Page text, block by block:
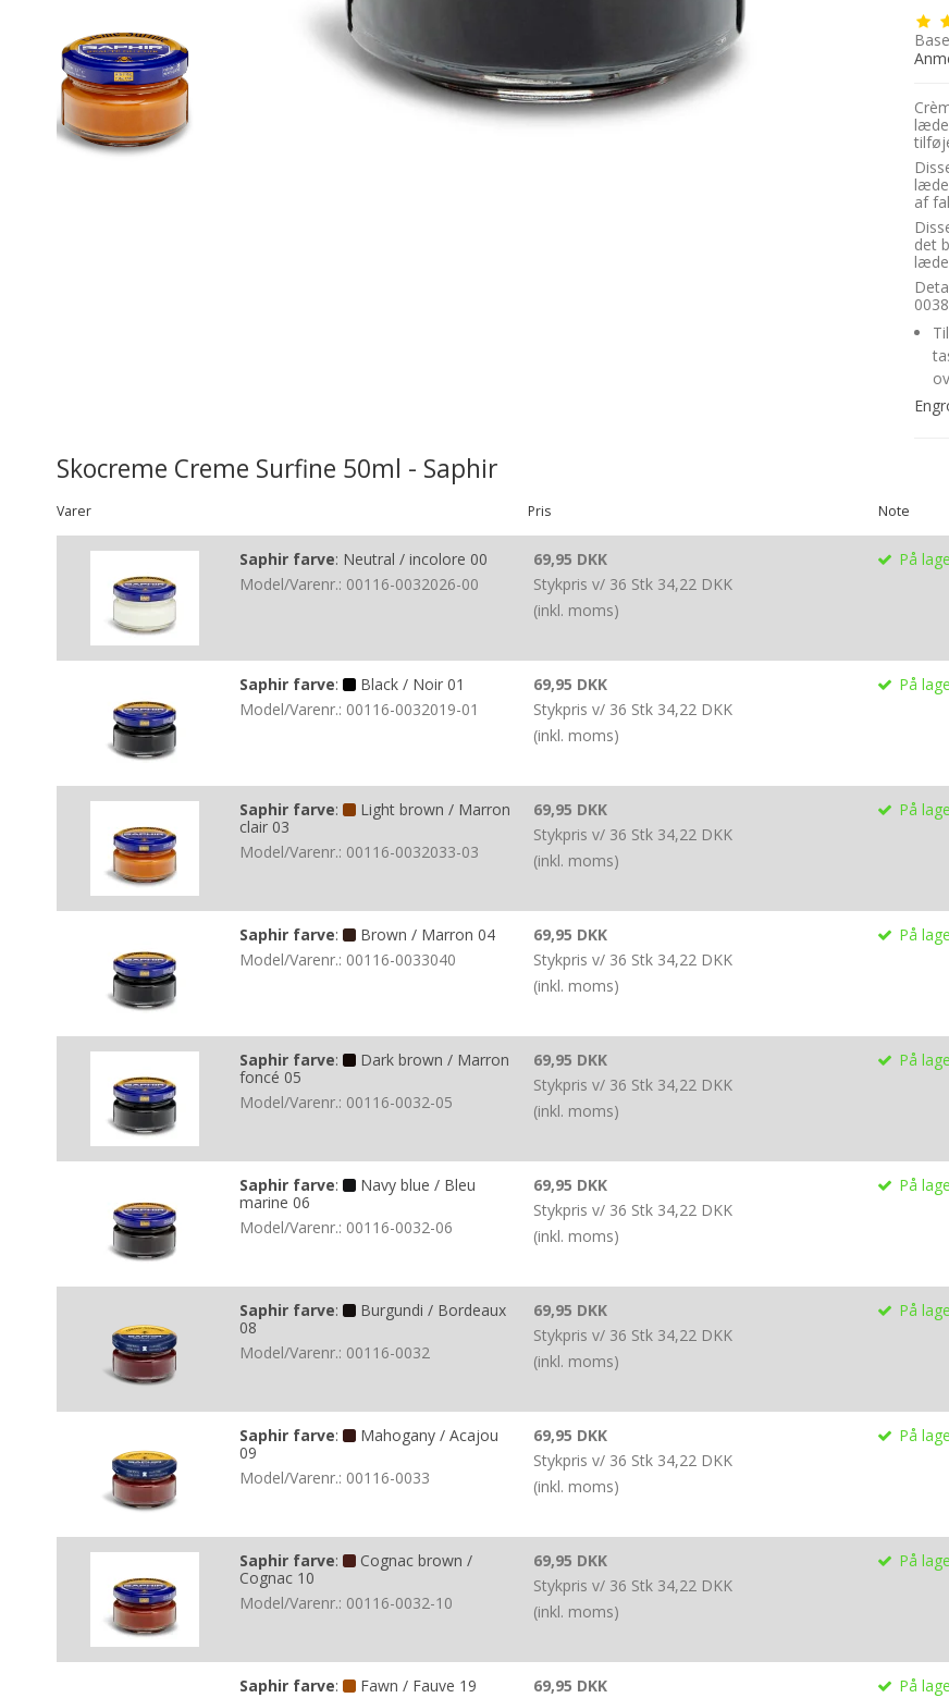
af
det
Skocreme Creme Surfine 50ml - Saphir
Varer Pris Note
Saphir farve: Neutral / incolore 00
Model/Varenr.: 00116-0032026-00
69,95 DKK
Stykpris v/ 36 Stk 34,22 DKK
(inkl. moms)
På
Saphir farve:
Black / Noir 01
Model/Varenr.: 00116-0032019-01
69,95 DKK
Stykpris v/ 36 Stk 34,22 DKK
(inkl. moms)
På
Saphir farve:
Light brown / Marron
clair 03
Model/Varenr.: 00116-0032033-03
69,95 DKK
Stykpris v/ 36 Stk 34,22 DKK
(inkl. moms)
På
Saphir farve:
Brown / Marron 04
Model/Varenr.: 00116-0033040
69,95 DKK
Stykpris v/ 36 Stk 34,22 DKK
(inkl. moms)
På
Saphir farve:
Dark brown / Marron
foncé 05
Model/Varenr.: 00116-0032-05
69,95 DKK
Stykpris v/ 36 Stk 34,22 DKK
(inkl. moms)
På
Saphir farve:
Navy blue / Bleu
marine 06
Model/Varenr.: 00116-0032-06
69,95 DKK
Stykpris v/ 36 Stk 34,22 DKK
(inkl. moms)
På
Saphir farve:
Burgundi / Bordeaux
08
Model/Varenr.: 00116-0032
69,95 DKK
Stykpris v/ 36 Stk 34,22 DKK
(inkl. moms)
På
Saphir farve:
Mahogany / Acajou
09
Model/Varenr.: 00116-0033
69,95 DKK
Stykpris v/ 36 Stk 34,22 DKK
(inkl. moms)
På
Saphir farve:
Cognac brown /
Cognac 10
Model/Varenr.: 00116-0032-10
69,95 DKK
Stykpris v/ 36 Stk 34,22 DKK
(inkl. moms)
På
Saphir farve:
Fawn / Fauve 19
69,95 DKK
På